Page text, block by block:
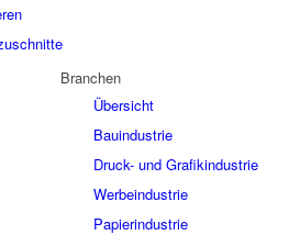
Branchen
Übersicht
Bauindustrie
Druck- und Grafikindustrie
Werbeindustrie
Papierindustrie